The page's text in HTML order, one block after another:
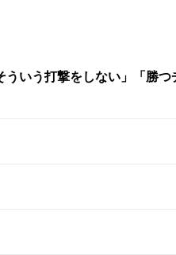
いう打撃をしない」「勝つ